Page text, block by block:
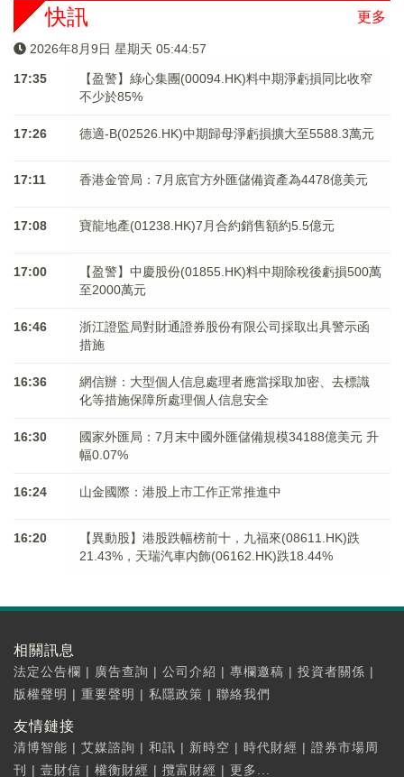
更多
快訊
2026年8月9日 星期天 05:44:57
17:35
【盈警】綠心集團(00094.HK)料中期淨虧損同比收窄
不少於85%
17:26 德適-B(02526.HK)中期歸母淨虧損擴大至5588.3萬元
17:11 香港金管局：7月底官方外匯儲備資產為4478億美元
17:08 寶龍地產(01238.HK)7月合約銷售額約5.5億元
17:00
【盈警】中慶股份(01855.HK)料中期除稅後虧損500萬
至2000萬元
16:46
浙江證監局對財通證券股份有限公司採取出具警示函
措施
16:36
網信辦：大型個人信息處理者應當採取加密、去標識
化等措施保障所處理個人信息安全
16:30
國家外匯局：7月末中國外匯儲備規模34188億美元 升
幅0.07%
16:24 山金國際：港股上市工作正常推進中
16:20
【異動股】港股跌幅榜前十，九福來(08611.HK)跌
21.43%，天瑞汽車内飾(06162.HK)跌18.44%
相關訊息
法定公告欄 | 廣告查詢 | 公司介紹 | 專欄邀稿 | 投資者關係 |
版權聲明 | 重要聲明 | 私隱政策 | 聯絡我們
友情鏈接
清博智能 | 艾媒諮詢 | 和訊 | 新時空 | 時代財經 | 證券市場周
刊
| 壹財信 | 權衡財經 | 攬富財經 | 更多...